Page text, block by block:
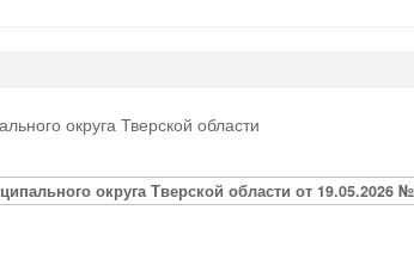
округа Тверской области
округа Тверской области от 19.05.2026